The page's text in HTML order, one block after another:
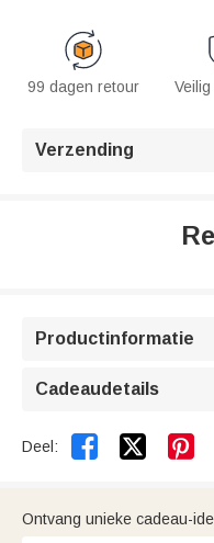
99 dagen retour
Verzending
Productinformatie
Cadeaudetails
Deel:  
Ontvang unieke cadeau-